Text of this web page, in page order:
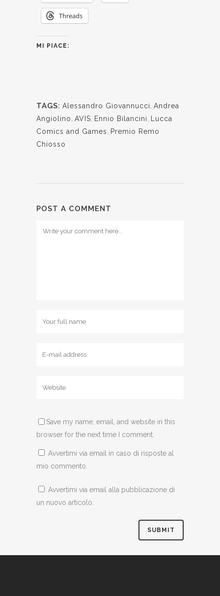
Threads
MI PIACE:
TAGS: Alessandro Giovannucci Andrea
Angiolino AVIS Ennio Bilancini
Lucca
Comics and Games
Premio Remo
Chiosso
POST A COMMENT
Save my name, email, and website in this
browser for the next time I comment.
Avvertimi via email in caso di risposte al
mio commento.
Avvertimi via email alla pubblicazione di
un nuovo articolo.